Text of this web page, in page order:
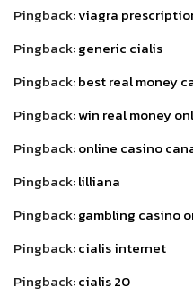
Pingback:viagra
Pingback:generic cialis
Pingback:best real money
Pingback:win real money
Pingback:online casino
Pingback:lilliana
Pingback:gambling casino
Pingback:cialis internet
Pingback:cialis 20